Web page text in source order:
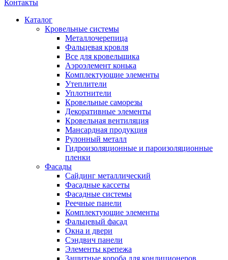
Контакты
Каталог
Кровельные системы
Металлочерепица
Фальцевая кровля
Все для кровельщика
Аэроэлемент конька
Комплектующие элементы
Утеплители
Уплотнители
Кровельные саморезы
Декоративные элементы
Кровельная вентиляция
Мансардная продукция
Рулонный металл
Гидроизоляционные и пароизоляционные
пленки
Фасады
Сайдинг металлический
Фасадные кассеты
Фасадные системы
Реечные панели
Комплектующие элементы
Фальцевый фасад
Окна и двери
Сэндвич панели
Элементы крепежа
Защитные короба для кондиционеров